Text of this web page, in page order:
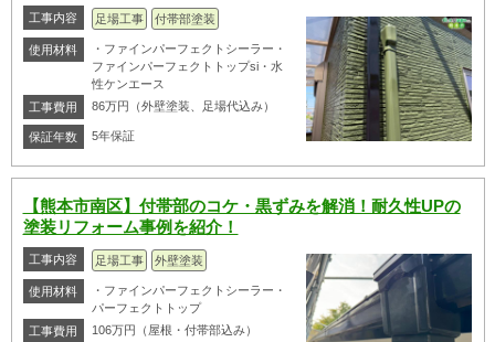
工事内容 足場工事 付帯部塗装
使用材料
・ファインパーフェクトシーラー・
ファインパーフェクトトップsi・水
性ケンエース
工事費用
86万円（外壁塗装、足場代込み）
保証年数 5年保証
【熊本市南区】付帯部のコケ・黒ずみを解消！耐久性UPの
塗装リフォーム事例を紹介！
工事内容 足場工事 外壁塗装
使用材料
・ファインパーフェクトシーラー・
パーフェクトトップ
工事費用
106万円（屋根・付帯部込み）